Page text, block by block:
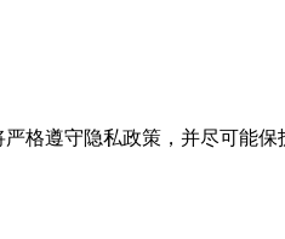
格遵守隐私政策，并尽可能保